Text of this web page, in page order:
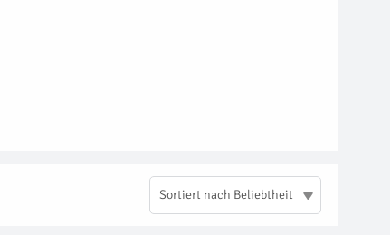
Sortiert nach Beliebtheit